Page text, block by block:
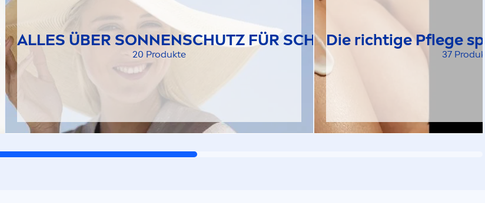
ALLES ÜBER SONNENSCHUTZ FÜR SCHÖNE, GEBRÄUNTE
20 Produkte
Die richtige Pflege
37